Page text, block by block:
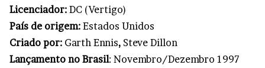
Licenciador: DC (Vertigo)
País de origem: Estados Unidos
Criado por: Garth Ennis, Steve Dillon
Lançamento no Brasil: Novembro/Dezembro 1997